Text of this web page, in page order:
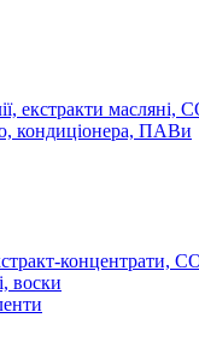
екстракти масляні,
кондиціонера, ПАВи
концентрати,
воски